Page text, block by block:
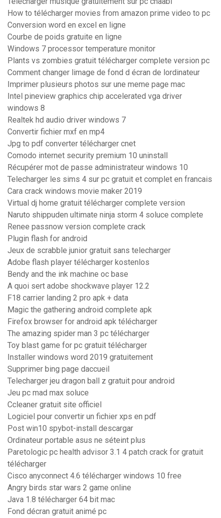
How to télécharger movies from amazon prime video to pc
Conversion word en excel en ligne
Courbe de poids gratuite en ligne
Windows 7 processor temperature monitor
Plants vs zombies gratuit télécharger complete version pc
Comment changer limage de fond d écran de lordinateur
Imprimer plusieurs photos sur une meme page mac
Intel pineview graphics chip accelerated vga driver
windows 8
Realtek hd audio driver windows 7
Convertir fichier mxf en mp4
Jpg to pdf converter télécharger cnet
Comodo internet security premium 10 uninstall
Récupérer mot de passe administrateur windows 10
Telecharger les sims 4 sur pc gratuit et complet en francais
Cara crack windows movie maker 2019
Virtual dj home gratuit télécharger complete version
Naruto shippuden ultimate ninja storm 4 soluce complete
Renee passnow version complete crack
Plugin flash for android
Jeux de scrabble junior gratuit sans telecharger
Adobe flash player télécharger kostenlos
Bendy and the ink machine oc base
A quoi sert adobe shockwave player 12.2
F18 carrier landing 2 pro apk + data
Magic the gathering android complete apk
Firefox browser for android apk télécharger
The amazing spider man 3 pc télécharger
Toy blast game for pc gratuit télécharger
Installer windows word 2019 gratuitement
Supprimer bing page daccueil
Telecharger jeu dragon ball z gratuit pour android
Jeu pc mad max soluce
Ccleaner gratuit site officiel
Logiciel pour convertir un fichier xps en pdf
Post win10 spybot-install descargar
Ordinateur portable asus ne séteint plus
Paretologic pc health advisor 3.1 4 patch crack for gratuit
télécharger
Cisco anyconnect 4.6 télécharger windows 10 free
Angry birds star wars 2 game online
Java 1.8 télécharger 64 bit mac
Fond décran gratuit animé pc